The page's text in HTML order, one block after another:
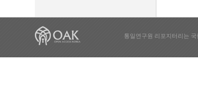
통일연구원 리포지터리는